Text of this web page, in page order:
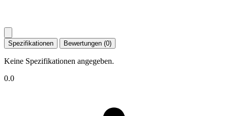
Spezifikationen Bewertungen (0)
Keine Spezifikationen angegeben.
0.0